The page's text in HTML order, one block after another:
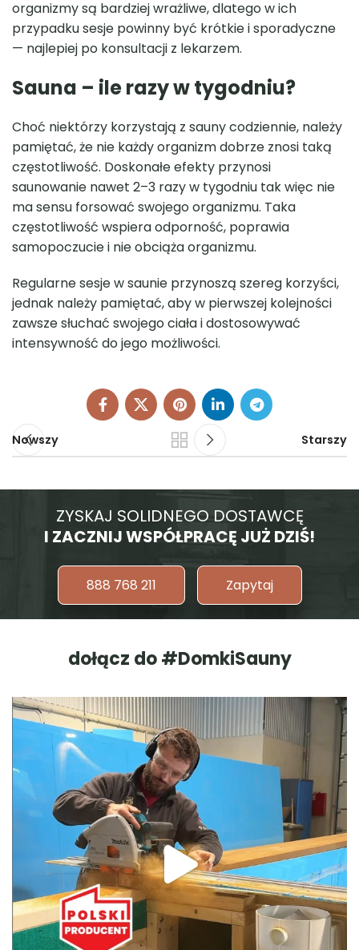
organizmy są bardziej wrażliwe, dlatego w ich
przypadku sesje powinny być krótkie i sporadyczne
— najlepiej po konsultacji z lekarzem.
Sauna – ile razy w tygodniu?
Choć niektórzy korzystają z sauny codziennie, należy
pamiętać, że nie każdy organizm dobrze znosi taką
częstotliwość. Doskonałe efekty przynosi
saunowanie nawet 2–3 razy w tygodniu tak więc nie
ma sensu forsować swojego organizmu. Taka
częstotliwość wspiera odporność, poprawia
samopoczucie i nie obciąża organizmu.
Regularne sesje w saunie przynoszą szereg korzyści,
jednak należy pamiętać, aby w pierwszej kolejności
zawsze słuchać swojego ciała i dostosowywać
intensywność do jego możliwości.
Nowszy Starszy
ZYSKAJ SOLIDNEGO DOSTAWCĘ
I ZACZNIJ WSPÓŁPRACĘ JUŻ DZIŚ!
888 768 211 Zapytaj
dołącz do #DomkiSauny